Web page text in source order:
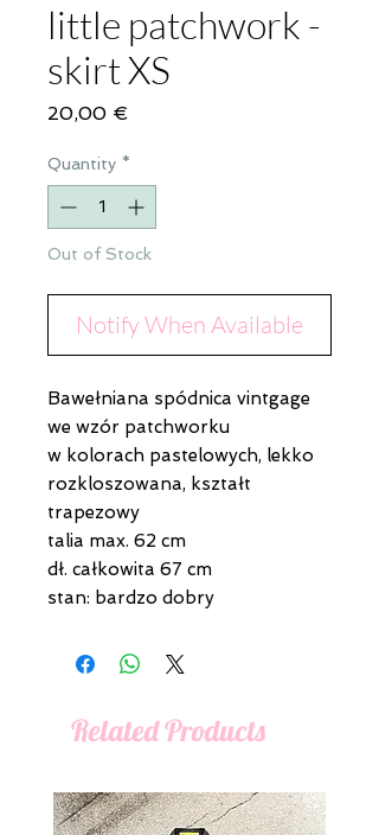
little patchwork -
skirt XS
20,00 €
Quantity *
Out of Stock
Notify When Available
Bawełniana spódnica vintgage
we wzór patchworku
w kolorach pastelowych, lekko
rozkloszowana, kształt
trapezowy
talia max. 62 cm
dł. całkowita 67 cm
stan: bardzo dobry
Related Products